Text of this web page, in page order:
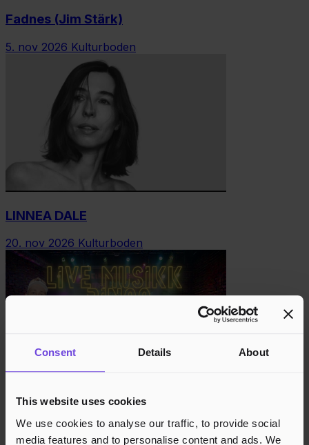
Consent Details About
This website uses cookies
We use cookies to analyse our traffic, to provide social
media features and to personalise content and ads. We
Fadnes (Jim Stärk)
5. nov 2026 Kulturboden
LINNEA DALE
20. nov 2026 Kulturboden
27. nov 2026Kulturboden